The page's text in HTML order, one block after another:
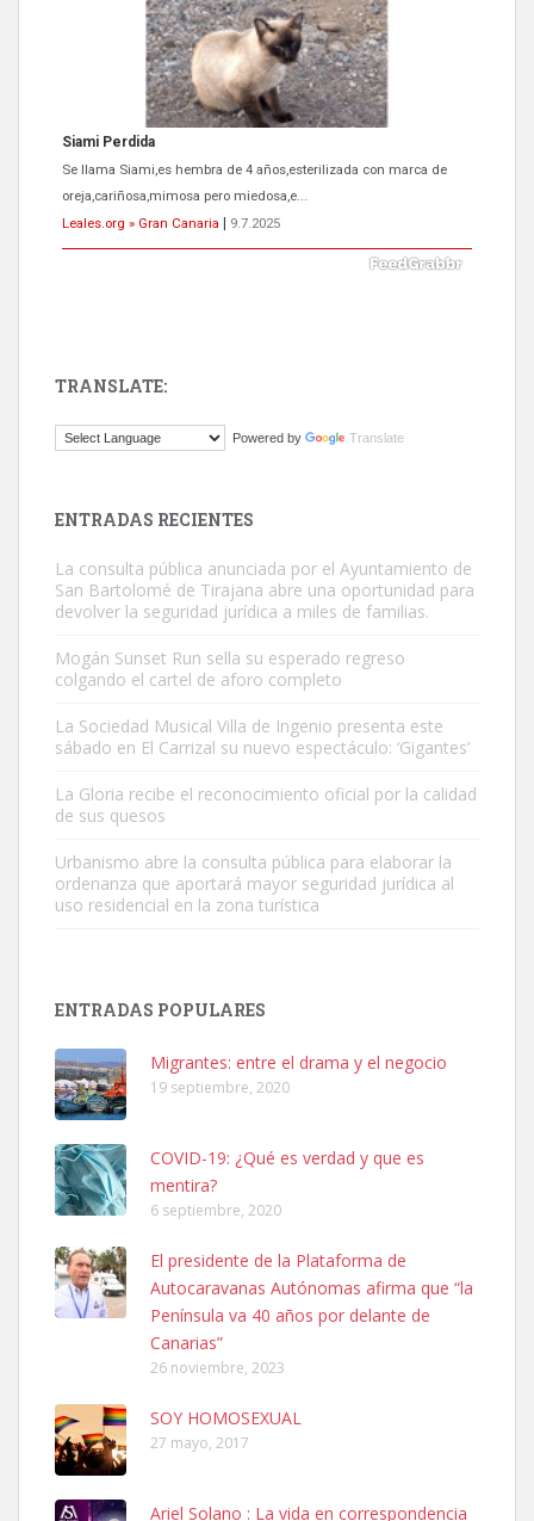
Siami Perdida
Se llama Siami,es hembra de 4 años,esterilizada con marca de
oreja,cariñosa,mimosa pero miedosa,e...
Leales.org » Gran Canaria
9.7.2025
El ayuntamiento se va a llevar a Los Gatos callejeros de la zona los
Gato manso encontrado
Este gato macho ha aparecido en la calle hace menos de un mes,
es muy manso y extremadamente cari...
Leales.org » Gran Canaria
SHIBA PERDIDO AVDA JOSE MESA Y LOPEZ
PERRO MACHO RAZA SHIBA CON MICROCHIP PERDIDO HOY
06/07/2025 ZONA MESA Y LOPEZ. ES MUY ASUSTADIZO
Leales.org » Gran Canaria
6.7.2025
TRANSLATE:
Powered by Translate
ENTRADAS RECIENTES
La consulta pública anunciada por el Ayuntamiento de
San Bartolomé de Tirajana abre una oportunidad para
devolver la seguridad jurídica a miles de familias.
Mogán Sunset Run sella su esperado regreso
colgando el cartel de aforo completo
La Sociedad Musical Villa de Ingenio presenta este
sábado en El Carrizal su nuevo espectáculo: ‘Gigantes’
La Gloria recibe el reconocimiento oficial por la calidad
de sus quesos
Urbanismo abre la consulta pública para elaborar la
ordenanza que aportará mayor seguridad jurídica al
uso residencial en la zona turística
ENTRADAS POPULARES
Migrantes: entre el drama y el negocio
19 septiembre, 2020
COVID-19: ¿Qué es verdad y que es
mentira?
6 septiembre, 2020
El presidente de la Plataforma de
Autocaravanas Autónomas afirma que “la
Península va 40 años por delante de
Canarias”
26 noviembre, 2023
SOY HOMOSEXUAL
27 mayo, 2017
Ariel Solano : La vida en correspondencia